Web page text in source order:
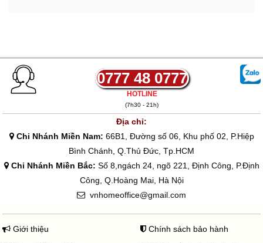
0777 48 0777
HOTLINE
(7h30 - 21h)
Địa chỉ:
Chi Nhánh Miền Nam: 66B1, Đường số 06, Khu phố 02, P.Hiệp
Bình Chánh, Q.Thủ Đức, Tp.HCM
Chi Nhánh Miền Bắc: Số 8,ngách 24, ngõ 221, Định Công, P.Định
Công, Q.Hoàng Mai, Hà Nội
vnhomeoffice@gmail.com
Giới thiệu Chính sách bảo hành